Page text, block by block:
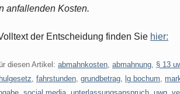
anfallenden Kosten.
der Entscheidung finden Sie hier:
diesen Artikel: abmahnkosten abmahnung § 13
fahrstunden grundbetrag lg bochum